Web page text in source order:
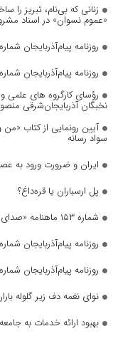
زنانی که بی‌نام، تبریز را
«عموم نسوان» در اسناد
روزنامه پیام‌آذربایجان شماره 2835
روزنامه پیام‌آذربایجان شماره 2834
رؤسای کارگروه های علمی و
نخبگان آذربایجان‌شرقی
آیین رونمایی از کتاب «من
سواد رسانه
ایران و ضرورت ورود به
پل ارسباران یا قره‌داغ؟
شماره ۱۵۳ ماهنامه «صدای زنان» منتشر شد
روزنامه پیام‌آذربایجان شماره 2833
روزنامه پیام‌آذربایجان شماره 2832
نوای نغمه دف زیر گلوله
بهبود ارائه خدمات به